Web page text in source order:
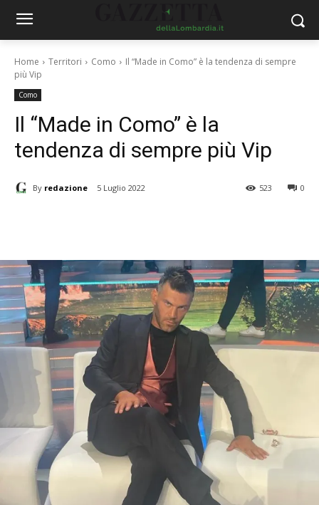
Home Territori Como
Il “Made in Como” è la tendenza di sempre
più Vip
Como
Il “Made in Como” è la
tendenza di sempre più Vip
By redazione 5 Luglio 2022 0
523